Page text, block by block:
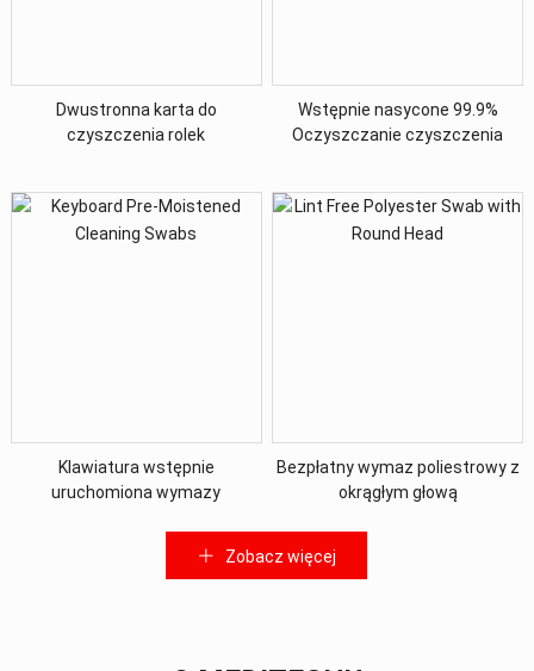
Dwustronna karta do
czyszczenia rolek
Wstępnie nasycone 99.9%
Oczyszczanie czyszczenia
Klawiatura wstępnie
uruchomiona wymazy
Bezpłatny wymaz poliestrowy z
okrągłym głową
Zobacz więcej